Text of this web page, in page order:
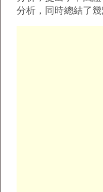
分析，同時總結了幾